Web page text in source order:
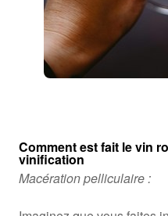
Comment est fait le vin
vinification
Macération pelliculaire :